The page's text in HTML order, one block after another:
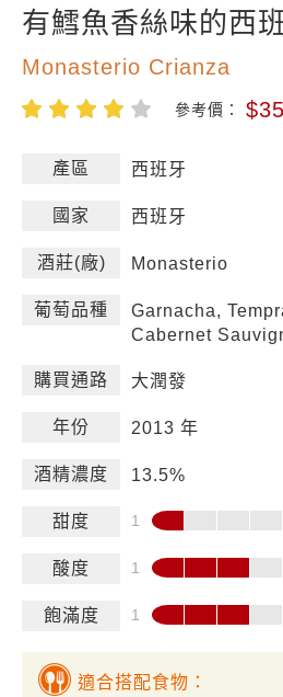
有鱈魚香絲味的西
Monasterio Crianza
參考價：
產區 西班牙
國家 西班牙
酒莊(廠) Monasterio
葡萄品種
Garnacha,
Cabernet
購買通路 大潤發
年份 2013 年
酒精濃度 13.5%
甜度
酸度
飽滿度
適合搭配食物：